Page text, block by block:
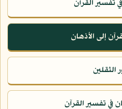
تفسير القرآن
إلى الأذهان
الثقلين
في تفسير القرآن